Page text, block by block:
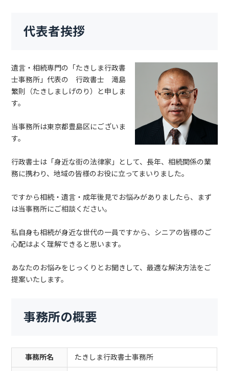
代表者挨拶
遺言・相続専門の「たきしま行政書
士事務所」代表の 行政書士 滝島
繁則（たきしましげのり）と申しま
す。
当事務所は東京都豊島区にございま
す。
行政書士は「身近な街の法律家」として、長年、相続関係の業
務に携わり、地域の皆様のお役に立ってまいりました。
ですから相続・遺言・成年後見でお悩みがありましたら、まず
は当事務所にご相談ください。
私自身も相続が身近な世代の一員ですから、シニアの皆様のご
心配はよく理解できると思います。
あなたのお悩みをじっくりとお聞きして、最適な解決方法をご
提案いたします。
事務所の概要
事務所名 たきしま行政書士事務所